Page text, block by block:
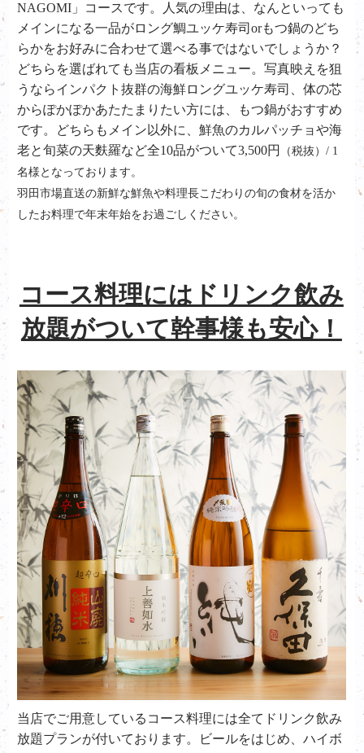
NAGOMI」コースです。人気の理由は、なんといっても
メインになる一品がロング鯛ユッケ寿司orもつ鍋のどち
らかをお好みに合わせて選べる事ではないでしょうか？
どちらを選ばれても当店の看板メニュー。写真映えを狙
うならインパクト抜群の海鮮ロングユッケ寿司、体の芯
からぽかぽかあたたまりたい方には、もつ鍋がおすすめ
です。どちらもメイン以外に、鮮魚のカルパッチョや海
老と旬菜の天麩羅など全10品がついて3,500円
（税抜）/ 1
名様となっております。
羽田市場直送の新鮮な鮮魚や料理長こだわりの旬の食材を活か
したお料理で年末年始をお過ごしください。
コース料理にはドリンク飲み
放題がついて幹事様も安心！
当店でご用意しているコース料理には全てドリンク飲み
放題プランが付いております。ビールをはじめ、ハイボ